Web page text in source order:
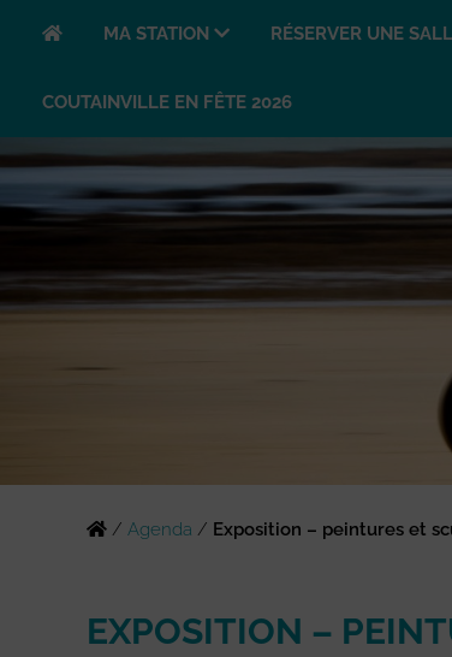
MA STATION RÉSERVER UNE
COUTAINVILLE EN FÊTE 2026
/ Agenda / Exposition – peintures et
EXPOSITION –